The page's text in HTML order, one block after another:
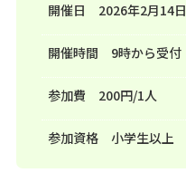
開催日 2026年2月14日
開催時間 9時から受付
参加費 200円/1人
参加資格 小学生以上